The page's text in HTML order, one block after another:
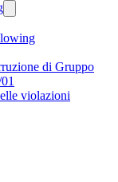
di Gruppo
violazioni